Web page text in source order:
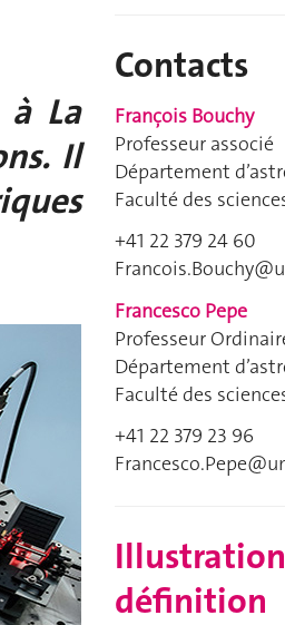
à La
Il
Contacts
François Bouchy
Professeur associé
Département
Faculté des
+41 22 379 24 60
Francesco Pepe
Professeur
Département
Faculté des
+41 22 379 23 96
définition